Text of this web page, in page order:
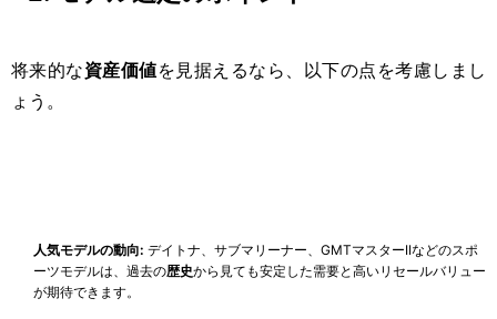
将来的な資産価値を見据えるなら、以下の点を考慮しまし
ょう。
人気モデルの動向: デイトナ、サブマリーナー、GMTマスターIIなどのスポ
ーツモデルは、過去の歴史から見ても安定した需要と高いリセールバリュー
が期待できます。